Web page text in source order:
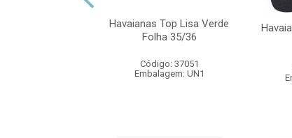
Havaianas Top Lisa Verde
Folha 35/36
Código: 37051
Embalagem: UN1